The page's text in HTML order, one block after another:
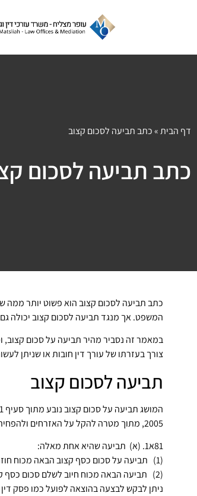
דף הבית»כתב תביעה לסכום קצוב
כתב תביעה לסכום
כתב תביעה לסכום קצוב הוא פשוט יותר ממה
המשפט. אך מנגד תביעה לסכום קצוב יכולה
במאמר זה נסביר מהיר תביעה על סכום קצוב,
צורך בעזרתו של עורך דין חובות או שניתן
תביעה לסכום קצוב
2005, מתוך מטרה להקל על האזרחים ולהפחית את העומס על בתי המשפט. להלן לשון החוק:
81א1. (א) תביעה שהיא אחת מאלה:
(1) תביעה על סכום כסף קצוב הבאה מכוח חוזה או התחייבות מפורשים, שיש עליה ראיה בכתב;
(2) תביעה הבאה מכוח חיוב לשלם סכום כסף קצוב שעילתו בהוראה מפורשת של חיקוק,
ניתן לבקש לבצעה בהוצאה לפועל כמו פסק